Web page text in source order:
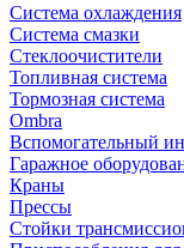
Система охлаждения
Система смазки
Стеклоочистители
Топливная система
Тормозная система
Ombra
Вспомогательный
Гаражное
Краны
Прессы
Стойки